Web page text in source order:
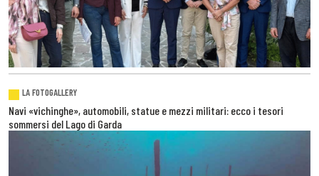
LA FOTOGALLERY
Navi «vichinghe», automobili, statue e mezzi militari: ecco i tesori
sommersi del Lago di Garda